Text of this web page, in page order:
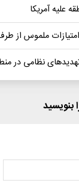
علیه آمریکا
ملموس از
نظامی در
بنویسید